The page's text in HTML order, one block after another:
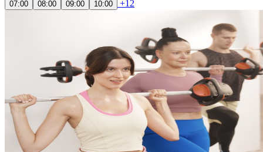
07:00 08:00 09:00 10:00 +12